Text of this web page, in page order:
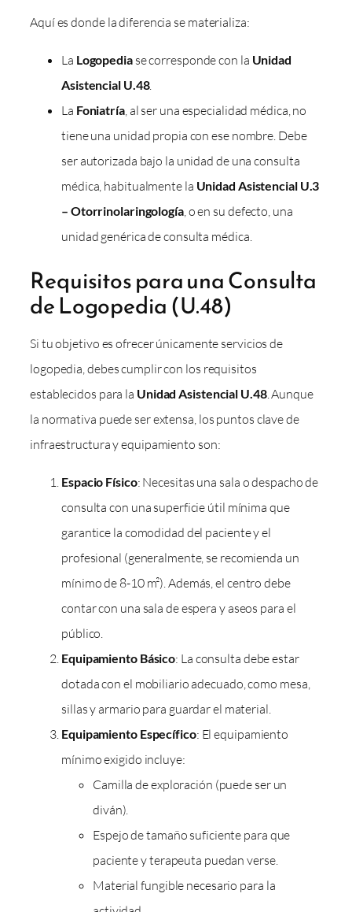
Aquí es donde la diferencia se materializa:
La Logopediase corresponde con la Unidad
Asistencial U.48.
La Foniatría, al ser una especialidad médica, no
tiene una unidad propia con ese nombre. Debe
ser autorizada bajo la unidad de una consulta
médica, habitualmente la Unidad Asistencial U.3
– Otorrinolaringología, o en su defecto, una
unidad genérica de consulta médica.
Requisitos para una Consulta
de Logopedia (U.48)
Si tu objetivo es ofrecer únicamente servicios de
logopedia, debes cumplir con los requisitos
establecidos para la Unidad Asistencial U.48. Aunque
la normativa puede ser extensa, los puntos clave de
infraestructura y equipamiento son:
Espacio Físico: Necesitas una sala o despacho de
consulta con una superficie útil mínima que
garantice la comodidad del paciente y el
profesional (generalmente, se recomienda un
mínimo de 8-10 m²). Además, el centro debe
contar con una sala de espera y aseos para el
público.
Equipamiento Básico: La consulta debe estar
dotada con el mobiliario adecuado, como mesa,
sillas y armario para guardar el material.
Equipamiento Específico: El equipamiento
mínimo exigido incluye:
Camilla de exploración (puede ser un
diván).
Espejo de tamaño suficiente para que
paciente y terapeuta puedan verse.
Material fungible necesario para la